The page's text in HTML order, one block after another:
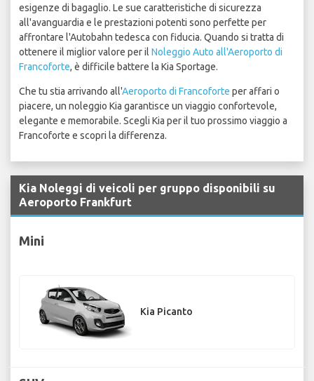
esigenze di bagaglio. Le sue caratteristiche di sicurezza
all'avanguardia e le prestazioni potenti sono perfette per
affrontare l'Autobahn tedesca con fiducia. Quando si tratta di
ottenere il miglior valore per il Noleggio Auto all'Aeroporto di
Francoforte, è difficile battere la Kia Sportage.
Che tu stia arrivando all'Aeroporto di Francoforte per affari o
piacere, un noleggio Kia garantisce un viaggio confortevole,
elegante e memorabile. Scegli Kia per il tuo prossimo viaggio a
Francoforte e scopri la differenza.
Kia Noleggi di veicoli per gruppo disponibili su
Aeroporto Frankfurt
Mini
Kia Picanto